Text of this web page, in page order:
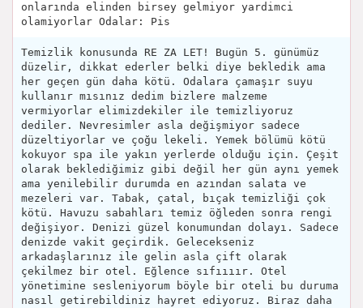
onlarında elinden birsey gelmiyor yardimci
olamiyorlar Odalar: Pis
Temizlik konusunda RE ZA LET! Bugün 5. günümüz
düzelir, dikkat ederler belki diye bekledik ama
her geçen gün daha kötü. Odalara çamaşır suyu
kullanır mısınız dedim bizlere malzeme
vermiyorlar elimizdekiler ile temizliyoruz
dediler. Nevresimler asla değişmiyor sadece
düzeltiyorlar ve çoğu lekeli. Yemek bölümü kötü
kokuyor spa ile yakın yerlerde olduğu için. Çeşit
olarak beklediğimiz gibi değil her gün aynı yemek
ama yenilebilir durumda en azından salata ve
mezeleri var. Tabak, çatal, bıçak temizliği çok
kötü. Havuzu sabahları temiz öğleden sonra rengi
değişiyor. Denizi güzel konumundan dolayı. Sadece
denizde vakit geçirdik. Gelecekseniz
arkadaşlarınız ile gelin asla çift olarak
çekilmez bir otel. Eğlence sıfıııır. Otel
yönetimine sesleniyorum böyle bir oteli bu duruma
nasıl getirebildiniz hayret ediyoruz. Biraz daha